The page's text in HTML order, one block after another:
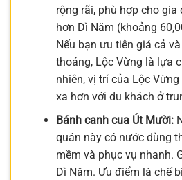
rộng rãi, phù hợp cho gia
hơn Dì Năm (khoảng
Nếu bạn ưu tiên giá cả
thoáng, Lộc Vừng là lựa
nhiên, vị trí của Lộc
xa hơn với du khách ở
Bánh canh cua Út Mười:
quán này có nước dùng
mềm và phục vụ nhanh.
Dì Năm. Ưu điểm là chế